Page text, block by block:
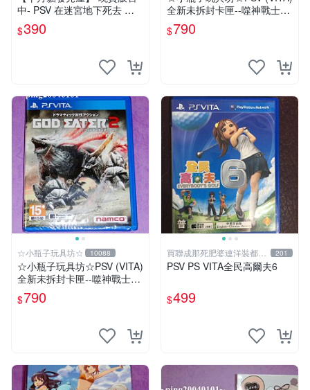
中- PSV 在迷宮地下死去 亞
版 日文版 ※迷Q地下去死團※
$390
全新未拆封卡匣--噬神戰士2
《噬神者2》(日版)
$790
☆小瓶子玩具坊☆ 10088
☆小瓶子玩具坊☆PSV (VITA)
全新未拆封卡匣--噬神戰士2
《噬神者2》
$790
買聯成那死肥婆連洋裝都要
穿XL號
201
PSV PS VITA全民高爾夫6
$499